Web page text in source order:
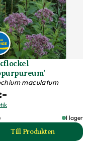
maculatum
:-
I lager
Till Produkten
till Fläckflockel